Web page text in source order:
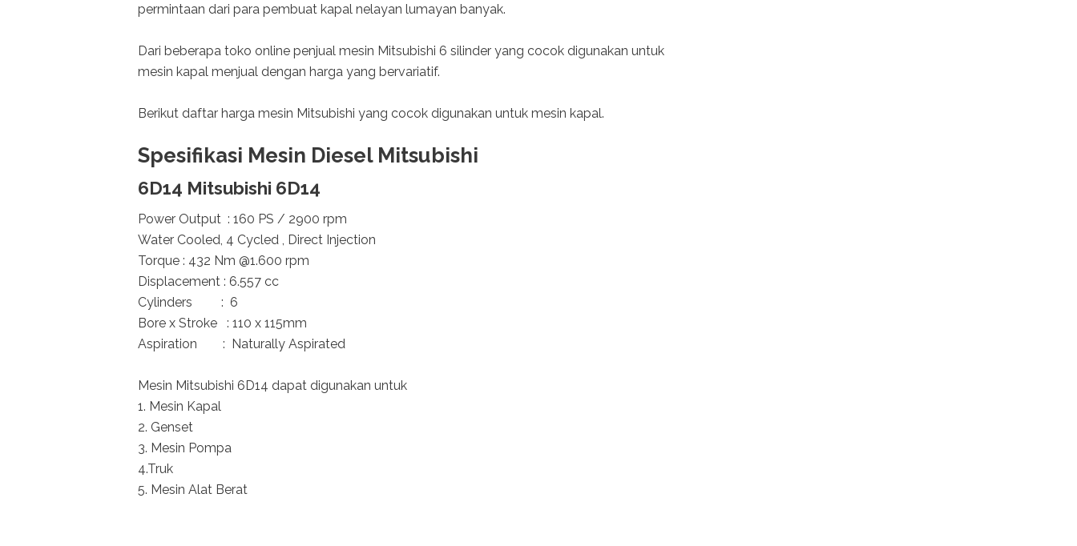
permintaan dari para pembuat kapal nelayan lumayan banyak.
Dari beberapa toko online penjual mesin Mitsubishi 6 silinder yang cocok digunakan untuk
mesin kapal menjual dengan harga yang bervariatif.
Berikut daftar harga mesin Mitsubishi yang cocok digunakan untuk mesin kapal.
Spesifikasi Mesin Diesel Mitsubishi
6D14 Mitsubishi 6D14
Power Output : 160 PS / 2900 rpm
Water Cooled, 4 Cycled , Direct Injection
Torque : 432 Nm @1.600 rpm
Displacement : 6.557 cc
Cylinders : 6
Bore x Stroke : 110 x 115mm
Aspiration : Naturally Aspirated
Mesin Mitsubishi 6D14 dapat digunakan untuk
1. Mesin Kapal
2. Genset
3. Mesin Pompa
4.Truk
5. Mesin Alat Berat